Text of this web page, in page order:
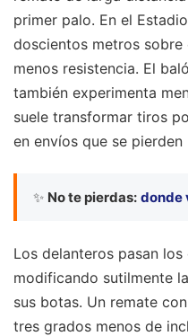
primer palo. En el
doscientos metros
menos resistencia. El
también experimenta
suele transformar tiros
en envíos que se
✨ No te pierdas: donde
Los delanteros pasan
modificando sutilmente
sus botas. Un remate
tres grados menos de